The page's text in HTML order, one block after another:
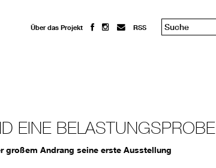
Über das Projekt RSS
EINE BELASTUNGSPROBE“
großem Andrang seine erste Ausstellung